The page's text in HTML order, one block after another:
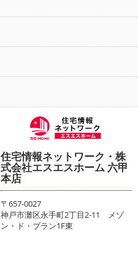
住宅情報ネットワーク・株
式会社エスエスホーム 六甲
本店
〒657-0027
神戸市灘区永手町2丁目2-11 メゾ
ン・ド・ブラン1F東